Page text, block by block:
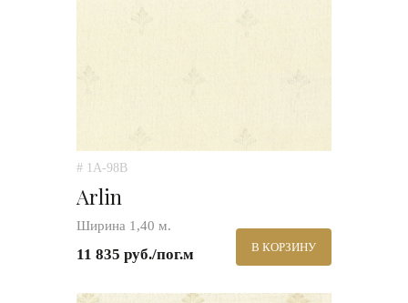
# 1A-98B
Arlin
Ширина 1,40 м.
11 835 руб./пог.м В КОРЗИНУ